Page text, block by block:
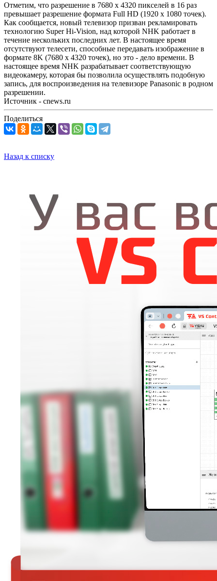
Отметим, что разрешение в 7680 x 4320 пикселей в 16 раз
превышает разрешение формата Full HD (1920 x 1080 точек).
Как сообщается, новый телевизор призван рекламировать
технологию Super Hi-Vision, над которой NHK работает в
течение нескольких последних лет. В настоящее время
отсутствуют телесети, способные передавать изображение в
формате 8K (7680 x 4320 точек), но это - дело времени. В
настоящее время NHK разрабатывает соответствующую
видеокамеру, которая бы позволила осуществлять подобную
запись, для воспроизведения на телевизоре Panasonic в родном
разрешении.
Источник - cnews.ru
Поделиться
Назад к списку